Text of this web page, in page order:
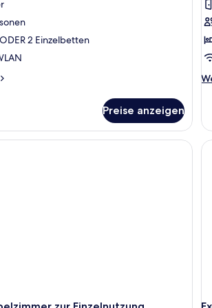
2 Einzelbetten
Preise anzeigen